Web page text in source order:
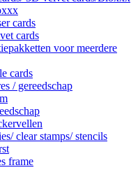
cards
cards
voor meerdere
cards
/ gereedschap
clear stamps/ stencils
frame